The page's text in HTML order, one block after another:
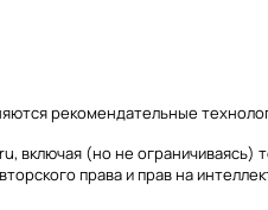
рекомендательные
включая (но не
права и прав на